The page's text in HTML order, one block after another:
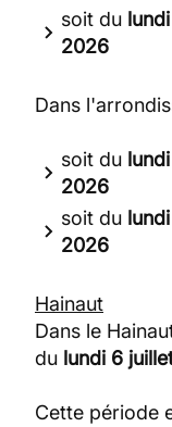
soit du
2026
Dans
soit du
2026
soit du
2026
Hainaut
Dans le
du lundi 6
Cette période